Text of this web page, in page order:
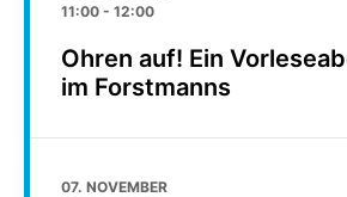
11:00 - 12:00
Ohren auf! Ein
im Forstmanns
07. NOVEMBER